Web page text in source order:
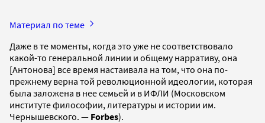
Материал по теме
Даже в те моменты, когда это уже не соответствовало
какой-то генеральной линии и общему нарративу, она
[Антонова] все время настаивала на том, что она по-
прежнему верна той революционной идеологии, которая
была заложена в нее семьей и в ИФЛИ (Московском
институте философии, литературы и истории им.
Чернышевского. — Forbes).